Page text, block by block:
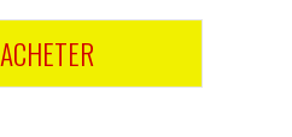
ACHETER